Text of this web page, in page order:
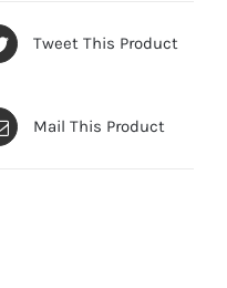
Tweet This Product
Mail This Product